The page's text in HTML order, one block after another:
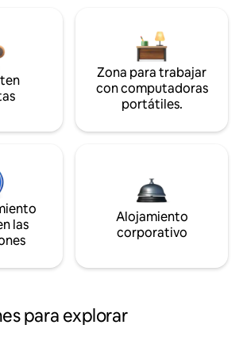
Zona para trabajar
con computadoras
portátiles.
las
Alojamiento
corporativo
para explorar